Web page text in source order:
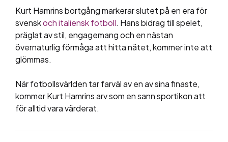
Kurt Hamrins bortgång markerar slutet på en era för
svenskoch italiensk fotboll. Hans bidrag till spelet,
präglat av stil, engagemang och en nästan
övernaturlig förmåga att hitta nätet, kommer inte att
glömmas.
När fotbollsvärlden tar farväl av en av sina finaste,
kommer Kurt Hamrins arv som en sann sportikon att
för alltid vara värderat.